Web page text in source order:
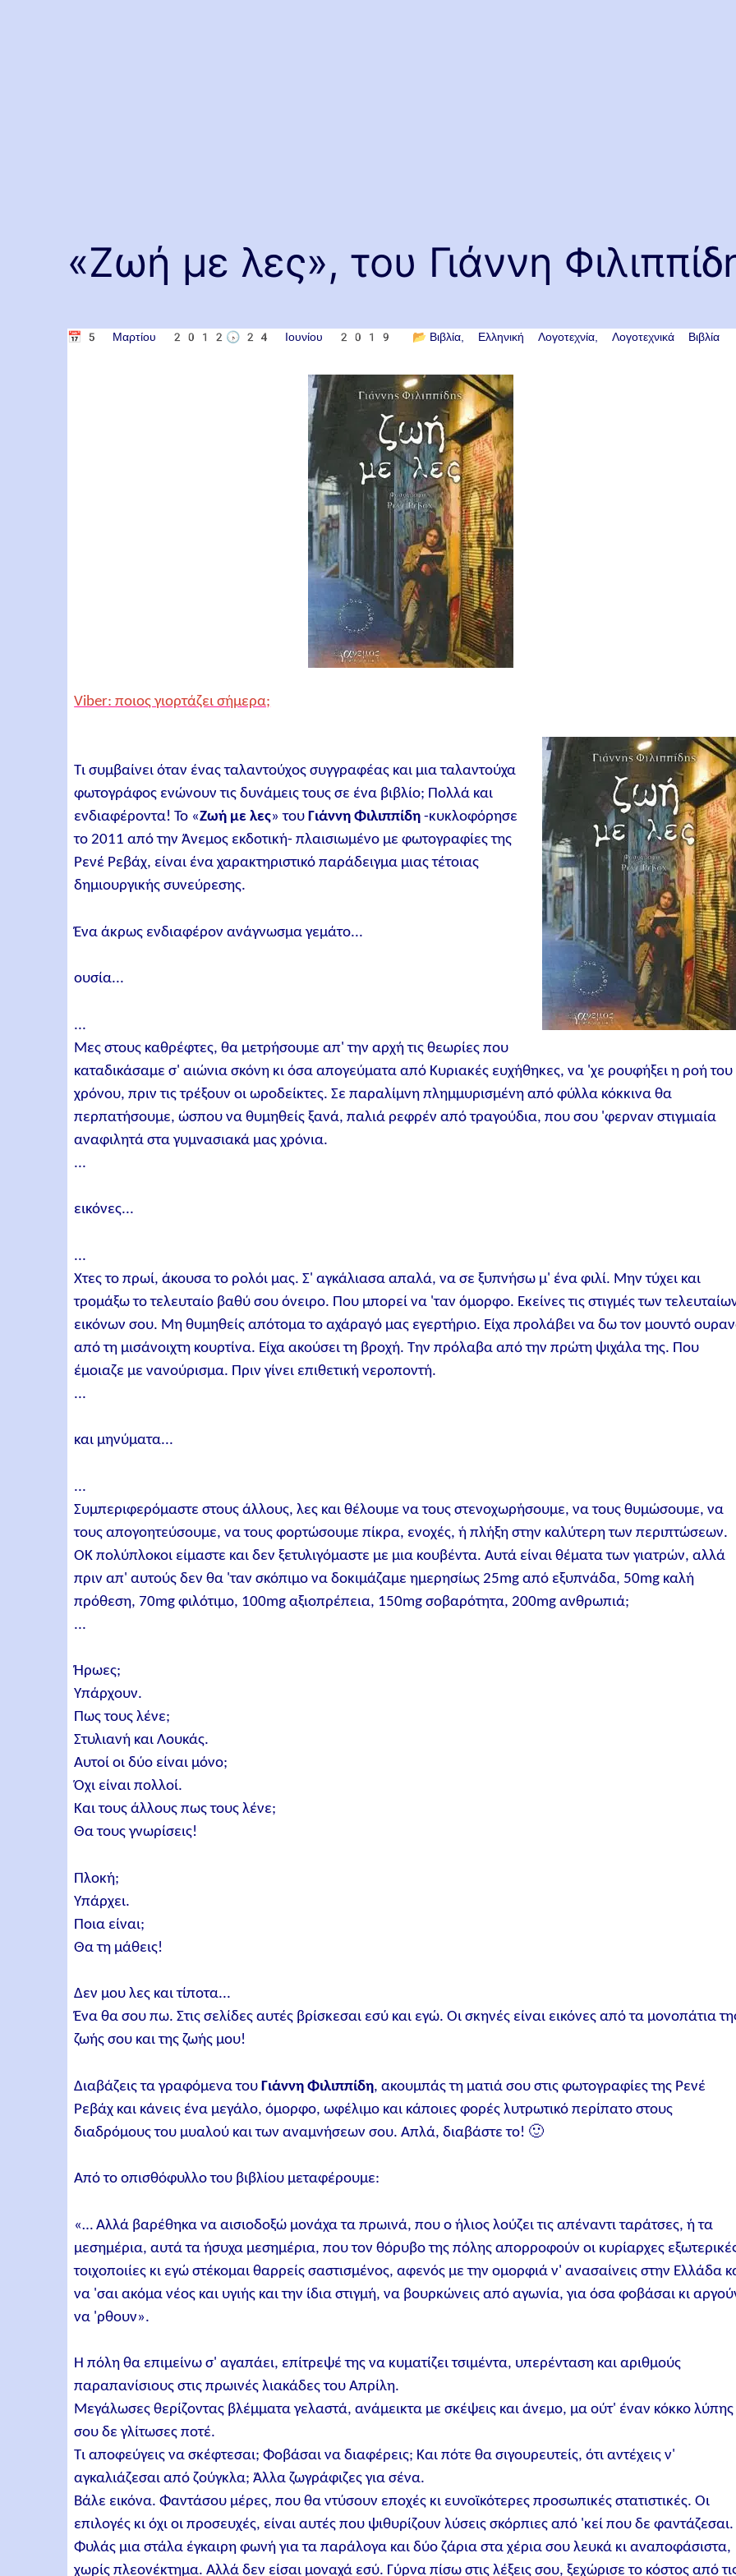
«Ζωή με λες», του Γιάννη
📅 5 Μαρτίου 2012 🕟 24 Ιουνίου 2019 📂 Βιβλία Ελληνική Λογοτεχνία Λογοτεχνικά Βιβλία
Viber: ποιος γιορτάζει σήμερα;
Τι συμβαίνει όταν ένας ταλαντούχος συγγραφέας και μια ταλαντούχα
φωτογράφος ενώνουν τις δυνάμεις τους σε ένα βιβλίο; Πολλά και
ενδιαφέροντα! Το «Ζωή με λες» τουΓιάννη Φιλιππίδη -κυκλοφόρησε
το 2011 από την Άνεμος εκδοτική- πλαισιωμένο με φωτογραφίες της
Ρενέ Ρεβάχ, είναι ένα χαρακτηριστικό παράδειγμα μιας τέτοιας
δημιουργικής συνεύρεσης.
Ένα άκρως ενδιαφέρον ανάγνωσμα γεμάτο...
ουσία...
...
Μες στους καθρέφτες, θα μετρήσουμε απ' την αρχή τις θεωρίες που
καταδικάσαμε σ' αιώνια σκόνη κι όσα απογεύματα από Κυριακές ευχήθηκες, να 'χε ρουφήξει η ροή του
χρόνου, πριν τις τρέξουν οι ωροδείκτες. Σε παραλίμνη πλημμυρισμένη από φύλλα κόκκινα θα
περπατήσουμε, ώσπου να θυμηθείς ξανά, παλιά ρεφρέν από τραγούδια, που σου 'φερναν στιγμιαία
αναφιλητά στα γυμνασιακά μας χρόνια.
...
εικόνες...
...
Χτες το πρωί, άκουσα το ρολόι μας. Σ' αγκάλιασα απαλά, να σε ξυπνήσω μ' ένα φιλί. Μην τύχει και
τρομάξω το τελευταίο βαθύ σου όνειρο. Που μπορεί να 'ταν όμορφο. Εκείνες τις στιγμές των
εικόνων σου. Μη θυμηθείς απότομα το αχάραγό μας εγερτήριο. Είχα προλάβει να δω τον μουντό
από τη μισάνοιχτη κουρτίνα. Είχα ακούσει τη βροχή. Την πρόλαβα από την πρώτη ψιχάλα της. Που
έμοιαζε με νανούρισμα. Πριν γίνει επιθετική νεροποντή.
...
και μηνύματα...
...
Συμπεριφερόμαστε στους άλλους, λες και θέλουμε να τους στενοχωρήσουμε, να τους θυμώσουμε, να
τους απογοητεύσουμε, να τους φορτώσουμε πίκρα, ενοχές, ή πλήξη στην καλύτερη των περιπτώσεων.
ΟΚ πολύπλοκοι είμαστε και δεν ξετυλιγόμαστε με μια κουβέντα. Αυτά είναι θέματα των γιατρών, αλλά
πριν απ' αυτούς δεν θα 'ταν σκόπιμο να δοκιμάζαμε ημερησίως 25mg από εξυπνάδα, 50mg καλή
πρόθεση, 70mg φιλότιμο, 100mg αξιοπρέπεια, 150mg σοβαρότητα, 200mg ανθρωπιά;
...
Ήρωες;
Υπάρχουν.
Πως τους λένε;
Στυλιανή και Λουκάς.
Αυτοί οι δύο είναι μόνο;
Όχι είναι πολλοί.
Και τους άλλους πως τους λένε;
Θα τους γνωρίσεις!
Πλοκή;
Υπάρχει.
Ποια είναι;
Θα τη μάθεις!
Δεν μου λες και τίποτα...
Ένα θα σου πω. Στις σελίδες αυτές βρίσκεσαι εσύ και εγώ. Οι σκηνές είναι εικόνες από τα μονοπάτια
ζωής σου και της ζωής μου!
Διαβάζεις τα γραφόμενα του Γιάννη Φιλιππίδη, ακουμπάς τη ματιά σου στις φωτογραφίες της Ρενέ
Ρεβάχ και κάνεις ένα μεγάλο, όμορφο, ωφέλιμο και κάποιες φορές λυτρωτικό περίπατο στους
διαδρόμους του μυαλού και των αναμνήσεων σου. Απλά, διαβάστε το! 🙂
Από το οπισθόφυλλο του βιβλίου μεταφέρουμε:
«… Αλλά βαρέθηκα να αισιοδοξώ μονάχα τα πρωινά, που ο ήλιος λούζει τις απέναντι ταράτσες, ή τα
μεσημέρια, αυτά τα ήσυχα μεσημέρια, που τον θόρυβο της πόλης απορροφούν οι κυρίαρχες
τοιχοποιίες κι εγώ στέκομαι θαρρείς σαστισμένος, αφενός με την ομορφιά ν' ανασαίνεις στην Ελλάδα
να 'σαι ακόμα νέος και υγιής και την ίδια στιγμή, να βουρκώνεις από αγωνία, για όσα φοβάσαι κι
να 'ρθουν».
Η πόλη θα επιμείνω σ' αγαπάει, επίτρεψέ της να κυματίζει τσιμέντα, υπερένταση και αριθμούς
παραπανίσιους στις πρωινές λιακάδες του Απρίλη.
Μεγάλωσες θερίζοντας βλέμματα γελαστά, ανάμεικτα με σκέψεις και άνεμο, μα ούτ' έναν κόκκο λύπης
σου δε γλίτωσες ποτέ.
Τι αποφεύγεις να σκέφτεσαι; Φοβάσαι να διαφέρεις; Και πότε θα σιγουρευτείς, ότι αντέχεις ν'
αγκαλιάζεσαι από ζούγκλα; Άλλα ζωγράφιζες για σένα.
Βάλε εικόνα. Φαντάσου μέρες, που θα ντύσουν εποχές κι ευνοϊκότερες προσωπικές στατιστικές. Οι
επιλογές κι όχι οι προσευχές, είναι αυτές που ψιθυρίζουν λύσεις σκόρπιες από 'κεί που δε φαντάζεσαι.
Φυλάς μια στάλα έγκαιρη φωνή για τα παράλογα και δύο ζάρια στα χέρια σου λευκά κι αναποφάσιστα,
χωρίς πλεονέκτημα. Αλλά δεν είσαι μοναχά εσύ. Γύρνα πίσω στις λέξεις σου, ξεχώρισε το κόστος από